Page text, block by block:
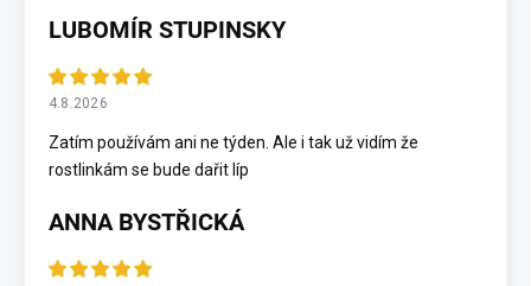
LUBOMÍR STUPINSKY
4.8.2026
Zatím používám ani ne týden. Ale i tak už vidím že
rostlinkám se bude dařit líp
ANNA BYSTŘICKÁ